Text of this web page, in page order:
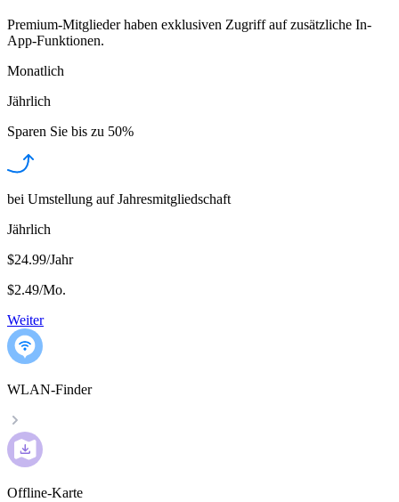
Premium-Mitglieder haben exklusiven Zugriff auf zusätzliche In-
App-Funktionen.
Monatlich
Jährlich
Sparen Sie bis zu 50%
bei Umstellung auf Jahresmitgliedschaft
Jährlich
$24.99/Jahr
$2.49/Mo.
Weiter
WLAN-Finder
Offline-Karte